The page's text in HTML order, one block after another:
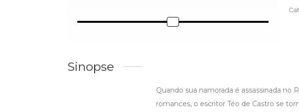
Sinopse
Quando sua namorada é assassinada
romances, o escritor Téo de Castro se